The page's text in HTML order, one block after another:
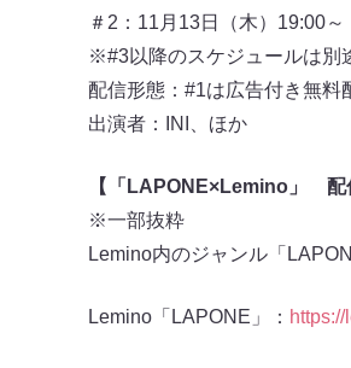
＃2：11月13日（木）19:00～
※#3以降のスケジュールは別
配信形態：#1は広告付き無
出演者：INI、ほか
【「LAPONE×Lemino」 配
※一部抜粋
Lemino内のジャンル「
Lemino「LAPONE」：